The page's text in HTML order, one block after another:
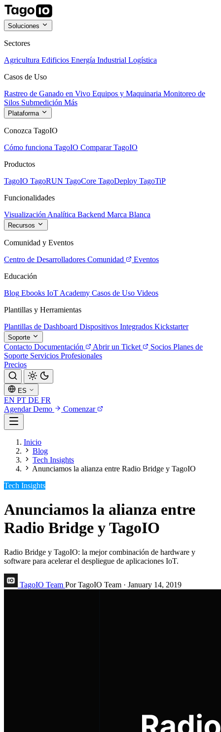
Soluciones
Sectores
Agricultura Edificios Energía Industrial Logística
Casos de Uso
Rastreo de Ganado en Vivo Equipos y Maquinaria Monitoreo de
Silos Submedición Más
Plataforma
Conozca TagoIO
Cómo funciona TagoIO Comparar TagoIO
Productos
TagoIO TagoRUN TagoCore TagoDeploy TagoTiP
Funcionalidades
Visualización Analítica Backend Marca Blanca
Recursos
Comunidad y Eventos
Centro de Desarrolladores Comunidad
Eventos
Educación
Blog Ebooks IoT Academy Casos de Uso Videos
Plantillas y Herramientas
Plantillas de Dashboard Dispositivos Integrados Kickstarter
Soporte
Contacto Documentación Abrir un Ticket Socios Planes de
Soporte Servicios Profesionales
Precios
ES
EN PT DE FR
Agendar Demo
Comenzar
Inicio
Blog
Tech Insights
Anunciamos la alianza entre Radio Bridge y TagoIO
Tech Insights
Anunciamos la alianza entre
Radio Bridge y TagoIO
Radio Bridge y TagoIO: la mejor combinación de hardware y
software para acelerar el despliegue de aplicaciones IoT.
TagoIO Team Por TagoIO Team · January 14, 2019